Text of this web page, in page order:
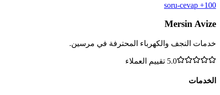
100+ soru-cevap
Mersin Avize
خدمات النجف والكهرباء المحترفة في مرسين.
5.0 تقييم العملاء
الخدمات